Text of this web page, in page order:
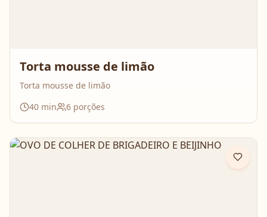
Torta mousse de limão
Torta mousse de limão
40 min 6 porções